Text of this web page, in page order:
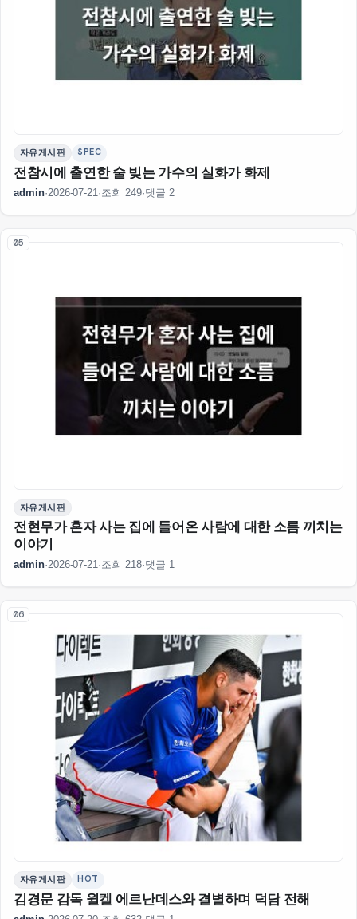
자유게시판 SPEC
전참시에 출연한 술 빚는 가수의 실화가 화제
admin·2026-07-21 ·조회 249·댓글 2
05
자유게시판
전현무가 혼자 사는 집에 들어온 사람에 대한 소름 끼치는
이야기
admin·2026-07-21·조회 218·댓글 1
06
자유게시판 HOT
김경문 감독 윌켈 에르난데스와 결별하며 덕담 전해